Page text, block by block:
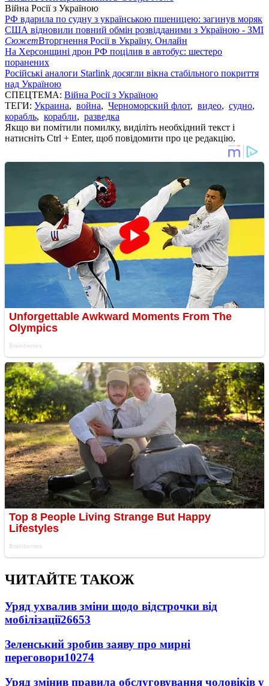
Війна Росії з Україною
РФ вдарила по судну з українською пшеницею: загинув моряк
США відновили повний обмін розвідданими з Україною - ЗМІ
СюжетВторгнення Росії в Україну. Онлайн
На Херсонщині дрон РФ поцілив в автобус: шестеро
поранених
Російські аналоги Starlink досягли вікна стабільного покриття
над Україною
СПЕЦТЕМА: Війна Росії з Україною
ТЕГИ: Украина, война, Черноморский флот, видео, судно,
корабль, корабли, разведка
Якщо ви помітили помилку, виділіть необхідний текст і
натисніть Ctrl + Enter, щоб повідомити про це редакцію.
ЧИТАЙТЕ ТАКОЖ
Уряд ухвалив зміни щодо відстрочки від
мобілізації26653
Зеленський зробив заяву про мирні
переговори10274
Уряд змінив правила обслуговування чоловіків у